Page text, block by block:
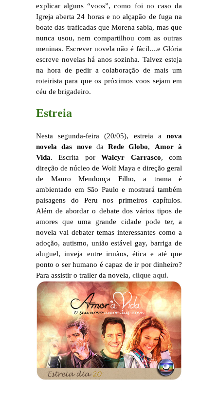
explicar alguns “voos”, como foi no caso da
Igreja aberta 24 horas e no alçapão de fuga na
boate das traficadas que Morena sabia, mas que
nunca usou, nem compartilhou com as outras
meninas. Escrever novela não é fácil....e Glória
escreve novelas há anos sozinha. Talvez esteja
na hora de pedir a colaboração de mais um
roteirista para que os próximos voos sejam em
céu de brigadeiro.
Estreia
Nesta segunda-feira (20/05), estreia a nova
novela das novedaRede Globo, Amor à
Vida. Escrita porWalcyr Carrasco, com
direção de núcleo de Wolf Maya e direção geral
de Mauro Mendonça Filho, a trama é
ambientado em São Paulo e mostrará também
paisagens do Peru nos primeiros capítulos.
Além de abordar o debate dos vários tipos de
amores que uma grande cidade pode ter, a
novela vai debater temas interessantes como a
adoção, autismo, união estável gay, barriga de
aluguel, inveja entre irmãos, ética e até que
ponto o ser humano é capaz de ir por dinheiro?
Para assistir o trailer da novela, clique aqui.